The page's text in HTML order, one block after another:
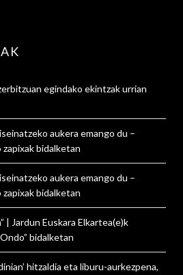
egindako ekintzak urrian
aukera emango du –
zapixakbidalketan
aukera emango du –
zapixakbidalketan
| Jardun Euskara Elkartea(e)k
bidalketan
hitzaldia eta liburu-aurkezpena,